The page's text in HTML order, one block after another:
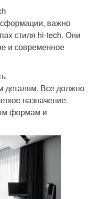
важно
стиля hi-tech. Они
и современное
деталям. Все должно
назначение.
формам и